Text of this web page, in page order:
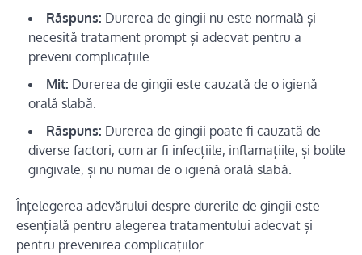
Răspuns: Durerea de gingii nu este normală și
necesită tratament prompt și adecvat pentru a
preveni complicațiile.
Mit: Durerea de gingii este cauzată de o igienă
orală slabă.
Răspuns: Durerea de gingii poate fi cauzată de
diverse factori, cum ar fi infecțiile, inflamațiile, și bolile
gingivale, și nu numai de o igienă orală slabă.
Înțelegerea adevărului despre durerile de gingii este
esențială pentru alegerea tratamentului adecvat și
pentru prevenirea complicațiilor.